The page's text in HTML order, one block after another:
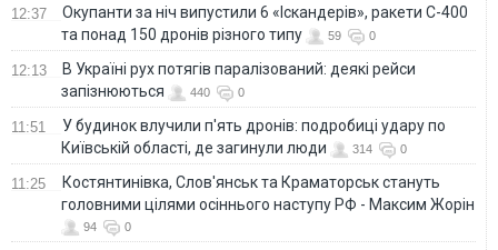
12:37
Окупанти за ніч випустили 6 «Іскандерів», ракети С-400
та понад 150 дронів різного типу
59 0
12:13
В Україні рух потягів паралізований: деякі рейси
запізнюються
440 0
11:51
У будинок влучили п'ять дронів: подробиці удару по
Київській області, де загинули люди
314 0
11:25
Костянтинівка, Слов'янськ та Краматорськ стануть
головними цілями осіннього наступу РФ - Максим Жорін
94 0